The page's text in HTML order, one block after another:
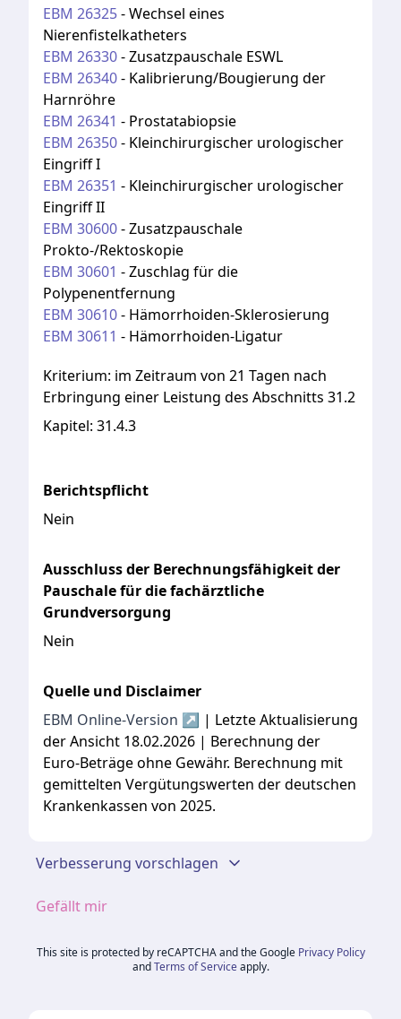
EBM 26325-Wechsel eines
Nierenfistelkatheters
EBM 26330-Zusatzpauschale ESWL
EBM 26340- Kalibrierung/Bougierung der
Harnröhre
EBM 26341 - Prostatabiopsie
EBM 26350- Kleinchirurgischer urologischer
Eingriff I
EBM 26351 - Kleinchirurgischer urologischer
Eingriff II
EBM 30600-Zusatzpauschale
Prokto-/Rektoskopie
EBM 30601 -Zuschlag für die
Polypenentfernung
EBM 30610- Hämorrhoiden-Sklerosierung
EBM 30611 - Hämorrhoiden-Ligatur
Kriterium: im Zeitraum von 21 Tagen nach
Erbringung einer Leistung des Abschnitts 31.2
Kapitel: 31.4.3
Berichtspflicht
Nein
Ausschluss der Berechnungsfähigkeit der
Pauschale für die fachärztliche
Grundversorgung
Nein
Quelle und Disclaimer
EBM Online-Version ↗ | Letzte Aktualisierung
der Ansicht 18.02.2026 | Berechnung der
Euro-Beträge ohne Gewähr. Berechnung mit
gemittelten Vergütungswerten der deutschen
Krankenkassen von 2025.
Verbesserung vorschlagen
Gefällt mir
This site is protected by reCAPTCHA and the Google Privacy Policy
and Terms of Service apply.